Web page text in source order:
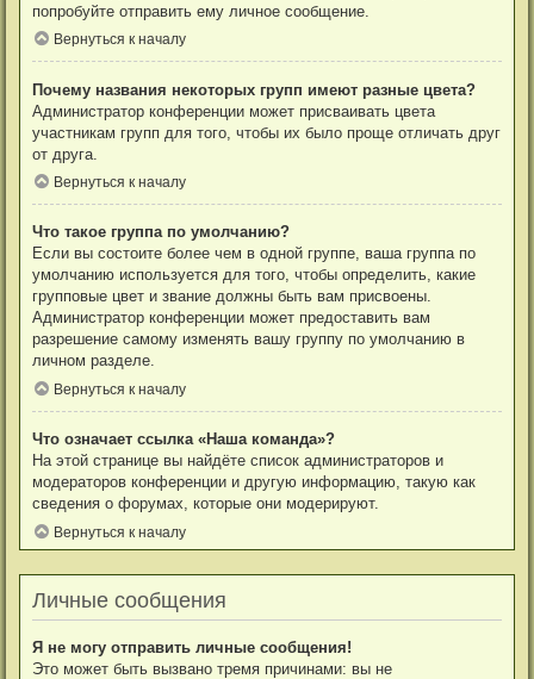
попробуйте отправить ему личное сообщение.
Вернуться к началу
Почему названия некоторых групп имеют разные цвета?
Администратор конференции может присваивать цвета
участникам групп для того, чтобы их было проще отличать друг
от друга.
Вернуться к началу
Что такое группа по умолчанию?
Если вы состоите более чем в одной группе, ваша группа по
умолчанию используется для того, чтобы определить, какие
групповые цвет и звание должны быть вам присвоены.
Администратор конференции может предоставить вам
разрешение самому изменять вашу группу по умолчанию в
личном разделе.
Вернуться к началу
Что означает ссылка «Наша команда»?
На этой странице вы найдёте список администраторов и
модераторов конференции и другую информацию, такую как
сведения о форумах, которые они модерируют.
Вернуться к началу
Личные сообщения
Я не могу отправить личные сообщения!
Это может быть вызвано тремя причинами: вы не